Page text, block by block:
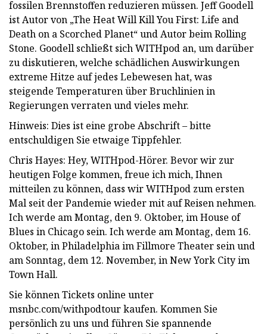
fossilen Brennstoffen reduzieren müssen. Jeff Goodell
ist Autor von „The Heat Will Kill You First: Life and
Death on a Scorched Planet“ und Autor beim Rolling
Stone. Goodell schließt sich WITHpod an, um darüber
zu diskutieren, welche schädlichen Auswirkungen
extreme Hitze auf jedes Lebewesen hat, was
steigende Temperaturen über Bruchlinien in
Regierungen verraten und vieles mehr.
Hinweis: Dies ist eine grobe Abschrift – bitte
entschuldigen Sie etwaige Tippfehler.
Chris Hayes: Hey, WITHpod-Hörer. Bevor wir zur
heutigen Folge kommen, freue ich mich, Ihnen
mitteilen zu können, dass wir WITHpod zum ersten
Mal seit der Pandemie wieder mit auf Reisen nehmen.
Ich werde am Montag, den 9. Oktober, im House of
Blues in Chicago sein. Ich werde am Montag, dem 16.
Oktober, in Philadelphia im Fillmore Theater sein und
am Sonntag, dem 12. November, in New York City im
Town Hall.
Sie können Tickets online unter
msnbc.com/withpodtour kaufen. Kommen Sie
persönlich zu uns und führen Sie spannende